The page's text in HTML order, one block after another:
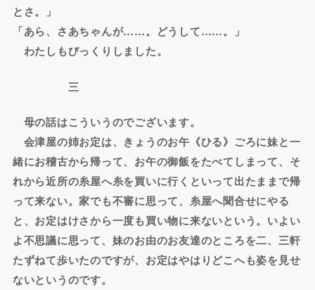
とさ。」
「あら、さあちゃんが……。どうして……。」
わたしもびっくりしました。
三
母の話はこういうのでございます。
会津屋の姉お定は、きょうのお午《ひる》ごろに妹と一
緒にお稽古から帰って、お午の御飯をたべてしまって、そ
れから近所の糸屋へ糸を買いに行くといって出たままで帰
って来ない。家でも不審に思って、糸屋へ聞合せにやる
と、お定はけさから一度も買い物に来ないという。いよい
よ不思議に思って、妹のお由のお友達のところを二、三軒
たずねて歩いたのですが、お定はやはりどこへも姿を見せ
ないというのです。